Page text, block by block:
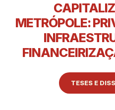
METRÓPOLE:
TESES E